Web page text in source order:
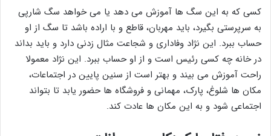
کسی که به این سگ ها آموزش می دهد یا می خواهد سگ شارپی
به سرپرستی بگیرد، باید مهربان، قاطع و با اراده باشد تا سگ از او
حساب ببرد. این نژاد وفاداری و شجاعت مثال زدنی دارد و باید بداند
در خانه چه کسی رئیس است و از او حساب ببرد. این نژاد معمولا
راحت آموزش می بیند و بهتر است از سنین پایین در اجتماعات،
مکان ها شلوغ، پارک، مهمانی و فروشگاه ها حضور یابد تا بتواند
اجتماعی شود و به این مکان ها عادت کند.